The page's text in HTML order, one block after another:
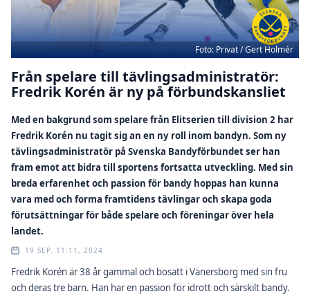
Foto: Privat / Gert Holmér
Från spelare till tävlingsadministratör:
Fredrik Korén är ny på förbundskansliet
Med en bakgrund som spelare från Elitserien till division 2 har
Fredrik Korén nu tagit sig an en ny roll inom bandyn. Som ny
tävlingsadministratör på Svenska Bandyförbundet ser han
fram emot att bidra till sportens fortsatta utveckling. Med sin
breda erfarenhet och passion för bandy hoppas han kunna
vara med och forma framtidens tävlingar och skapa goda
förutsättningar för både spelare och föreningar över hela
landet.
19 SEP. 11:11, 2024
Fredrik Korén är 38 år gammal och bosatt i Vänersborg med sin fru
och deras tre barn. Han har en passion för idrott och särskilt bandy.